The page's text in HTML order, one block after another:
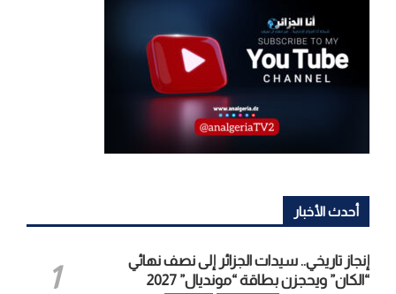
أحدث الأخبار
إنجاز تاريخي.. سيدات الجزائر إلى نصف نهائي
“الكان” ويحجزن بطاقة “مونديال” 2027